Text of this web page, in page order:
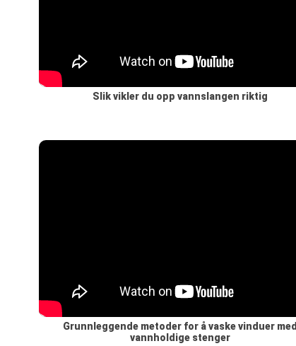
Slik vikler du opp vannslangen riktig
Grunnleggende metoder for å vaske vinduer med
vannholdige stenger